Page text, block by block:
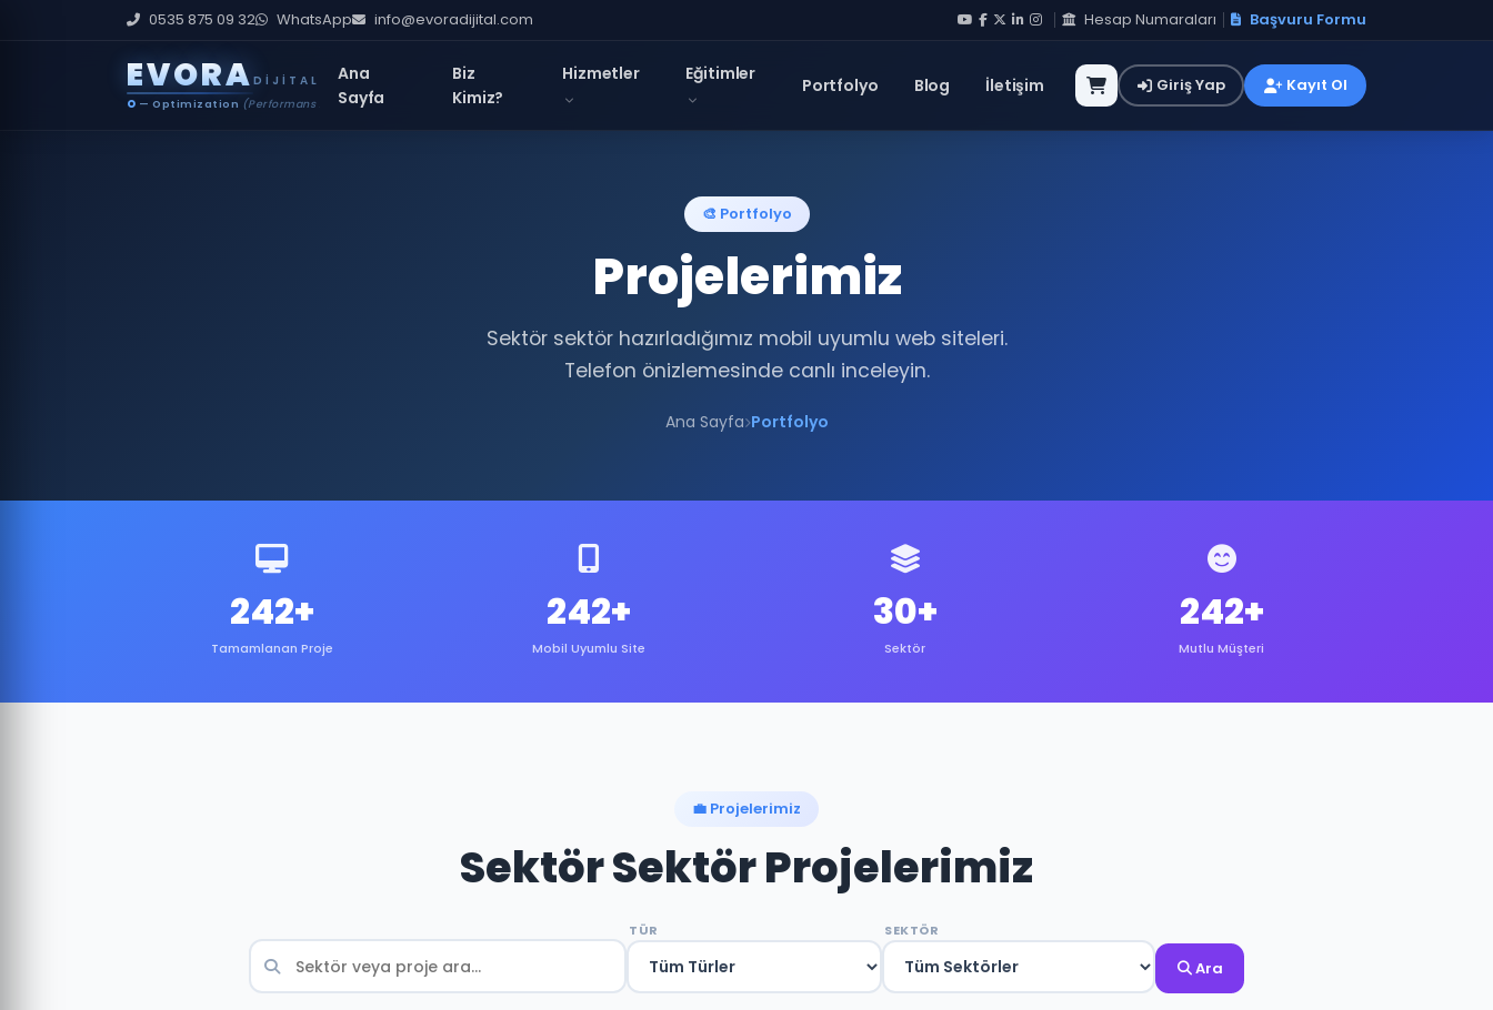
0535 875 09 32 WhatsApp info@evoradijital.com Hesap Numaraları Başvuru Formu
EVORA DIJITAL
O — Optimization (Performans İyileştirme)
Ana
Sayfa
Biz
Kimiz?
Hizmetler Eğitimler
Portfolyo Blog İletişim Giriş Yap Kayıt Ol
🎨 Portfolyo
Projelerimiz
Sektör sektör hazırladığımız mobil uyumlu web siteleri.
Telefon önizlemesinde canlı inceleyin.
Ana Sayfa Portfolyo
242+
Tamamlanan Proje
242+
Mobil Uyumlu Site
30+
Sektör
242+
Mutlu Müşteri
💼 Projelerimiz
Sektör Sektör Projelerimiz
TÜR SEKTÖR
Ara